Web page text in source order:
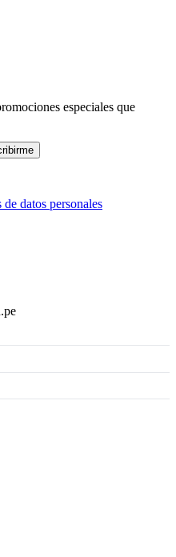
especiales que
de datos personales